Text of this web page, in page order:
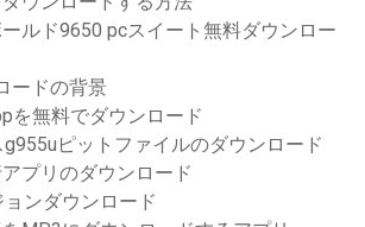
ルド9650 pcスイート無料ダウンロー
ードの背景
を無料でダウンロード
ピットファイルのダウンロード
プリのダウンロード
ンダウンロード